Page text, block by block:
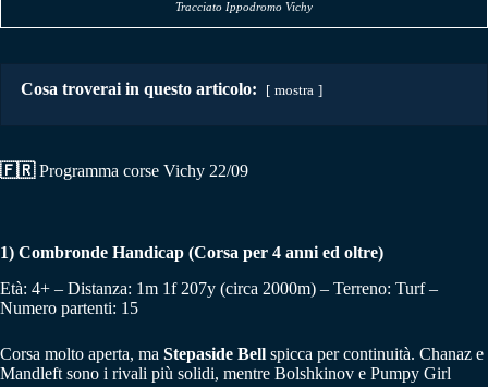
Tracciato Ippodromo Vichy
Cosa troverai in questo articolo: mostra
🇫🇷Programma corse Vichy 22/09
1) Combronde Handicap (Corsa per 4 anni ed oltre)
Età: 4+ – Distanza: 1m 1f 207y (circa 2000m) – Terreno: Turf –
Numero partenti: 15
Corsa molto aperta, ma Stepaside Bell spicca per continuità. Chanaz e
Mandleft sono i rivali più solidi, mentre Bolshkinov e Pumpy Girl